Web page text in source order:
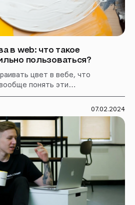
в web: что такое
пользоваться?
цвет в вебе, что
вообще понять эти
и букв при выборе
07.02.2024